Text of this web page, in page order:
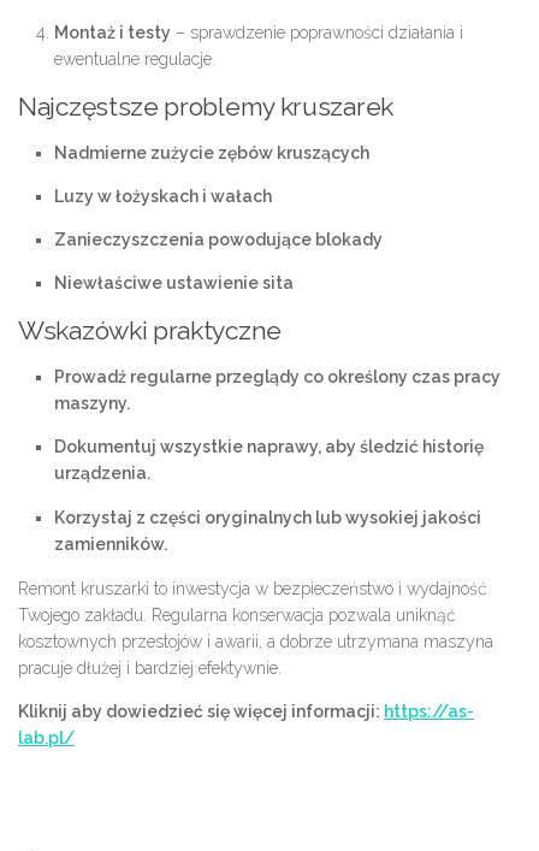
Montaż i testy – sprawdzenie poprawności działania i
ewentualne regulacje.
Najczęstsze problemy kruszarek
Nadmierne zużycie zębów kruszących
Luzy w łożyskach i wałach
Zanieczyszczenia powodujące blokady
Niewłaściwe ustawienie sita
Wskazówki praktyczne
Prowadź regularne przeglądy co określony czas pracy
maszyny.
Dokumentuj wszystkie naprawy, aby śledzić historię
urządzenia.
Korzystaj z części oryginalnych lub wysokiej jakości
zamienników.
Remont kruszarki to inwestycja w bezpieczeństwo i wydajność
Twojego zakładu. Regularna konserwacja pozwala uniknąć
kosztownych przestojów i awarii, a dobrze utrzymana maszyna
pracuje dłużej i bardziej efektywnie.
Kliknij aby dowiedzieć się więcej informacji: https://as-
lab.pl/